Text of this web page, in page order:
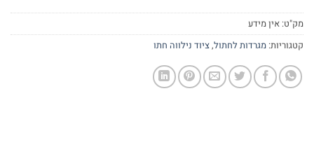
מק"ט: אין מידע
קטגוריות: מגרדות לחתול,ציוד נילווה חתו